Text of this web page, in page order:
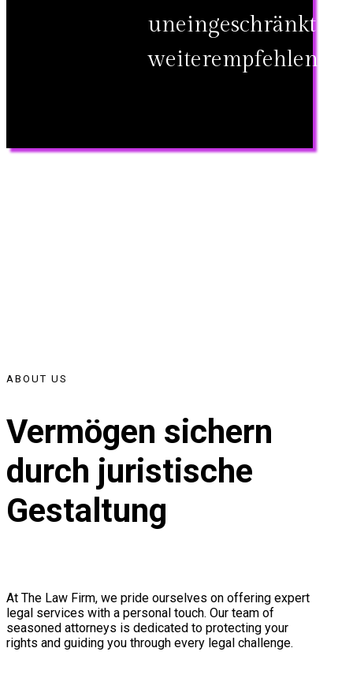
uneingeschränkt
weiterempfehlen.“
ABOUT US
Vermögen sichern
durch juristische
Gestaltung
At The Law Firm, we pride ourselves on offering expert
legal services with a personal touch. Our team of
seasoned attorneys is dedicated to protecting your
rights and guiding you through every legal challenge.